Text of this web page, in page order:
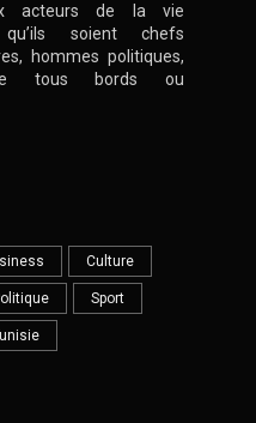
acteurs de la vie
soient chefs
hommes politiques,
de tous bords ou
Culture
Sport